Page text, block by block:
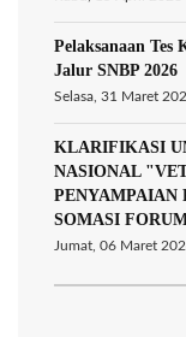
Pelaksanaan Tes
Jalur SNBP 2026
Selasa, 31 Maret
KLARIFIKASI
NASIONAL
PENYAMPAIAN
SOMASI
Jumat, 06 Maret